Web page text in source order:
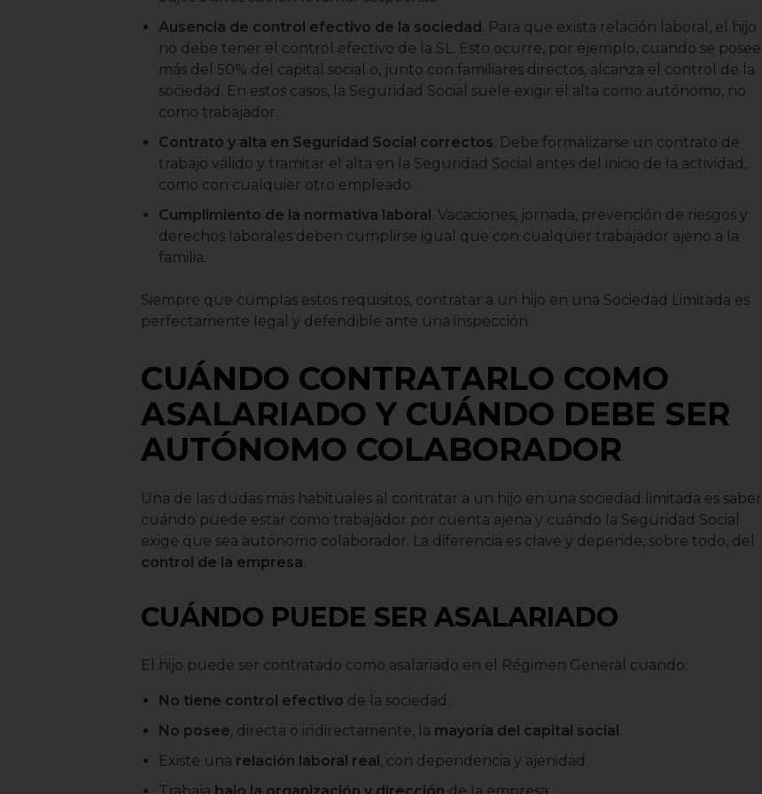
Ausencia de control efectivo de la sociedad. Para que exista relación laboral, el hijo
no debe tener el control efectivo de la SL. Esto ocurre, por ejemplo, cuando se posee
más del 50% del capital social o, junto con familiares directos, alcanza el control de la
sociedad. En estos casos, la Seguridad Social suele exigir el alta como autónomo, no
como trabajador.
Contrato y alta en Seguridad Social correctos. Debe formalizarse un contrato de
trabajo válido y tramitar el alta en la Seguridad Social antes del inicio de la actividad,
como con cualquier otro empleado.
Cumplimiento de la normativa laboral. Vacaciones, jornada, prevención de riesgos y
derechos laborales deben cumplirse igual que con cualquier trabajador ajeno a la
familia.
Siempre que cumplas estos requisitos, contratar a un hijo en una Sociedad Limitada es
perfectamente legal y defendible ante una inspección.
CUÁNDO CONTRATARLO COMO
ASALARIADO Y CUÁNDO DEBE SER
AUTÓNOMO COLABORADOR
Una de las dudas más habituales al contratar a un hijo en una sociedad limitada es saber
cuándo puede estar como trabajador por cuenta ajena y cuándo la Seguridad Social
exige que sea autónomo colaborador. La diferencia es clave y depende, sobre todo, del
control de la empresa.
CUÁNDO PUEDE SER ASALARIADO
El hijo puede ser contratado como asalariado en el Régimen General cuando:
No tiene control efectivo de la sociedad.
No posee, directa o indirectamente, la mayoría del capital social.
Existe una relación laboral real, con dependencia y ajenidad.